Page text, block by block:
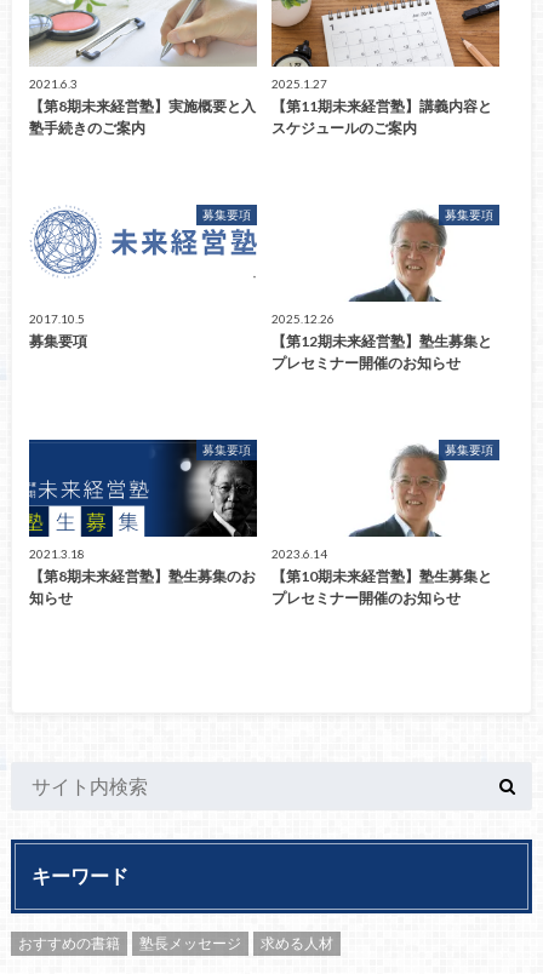
2021.6.3
【第8期未来経営塾】実施概要と入
塾手続きのご案内
2025.1.27
【第11期未来経営塾】講義内容と
スケジュールのご案内
募集要項
2017.10.5
募集要項
募集要項
2025.12.26
【第12期未来経営塾】塾生募集と
プレセミナー開催のお知らせ
募集要項
2021.3.18
【第8期未来経営塾】塾生募集のお
知らせ
募集要項
2023.6.14
【第10期未来経営塾】塾生募集と
プレセミナー開催のお知らせ
キーワード
おすすめの書籍 塾長メッセージ 求める人材